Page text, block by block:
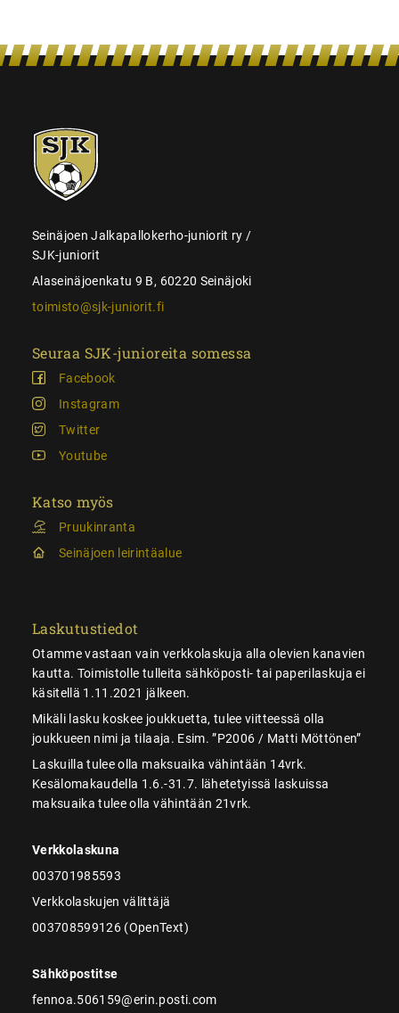
SJK-
juniorit
Seinäjoen Jalkapallokerho-juniorit ry /
SJK-juniorit
Alaseinäjoenkatu 9 B, 60220 Seinäjoki
toimisto@sjk-juniorit.fi
Seuraa SJK-junioreita somessa
Facebook
Instagram
Twitter
Youtube
Katso myös
Pruukinranta
Seinäjoen leirintäalue
Laskutustiedot
Otamme vastaan vain verkkolaskuja alla olevien kanavien
kautta. Toimistolle tulleita sähköposti- tai paperilaskuja ei
käsitellä 1.11.2021 jälkeen.
Mikäli lasku koskee joukkuetta, tulee viitteessä olla
joukkueen nimi ja tilaaja. Esim. ”P2006 / Matti Möttönen”
Laskuilla tulee olla maksuaika vähintään 14vrk.
Kesälomakaudella 1.6.-31.7. lähetetyissä laskuissa
maksuaika tulee olla vähintään 21vrk.
Verkkolaskuna
003701985593
Verkkolaskujen välittäjä
003708599126 (OpenText)
Sähköpostitse
fennoa.506159@erin.posti.com